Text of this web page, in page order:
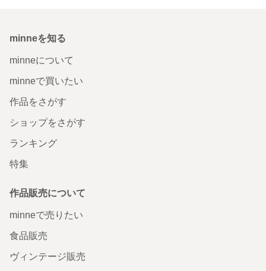
minneを知る
minneについて
minneで買いたい
作品をさがす
ショップをさがす
ランキング
特集
作品販売について
minneで売りたい
食品販売
ヴィンテージ販売